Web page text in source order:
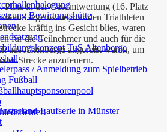
Bewirtungshütte
TuS Altenberge
/ Anmeldung zum Spielbetrieb
Fußball
Platz in der Gesamtwertung (16. Platz
Gegenwind, der den Triathleten
kräftig ins Gesicht blies, waren
für die Teilnehmer und auch für die
aus Altenberge angereist waren, um
Strecke anzufeuern.